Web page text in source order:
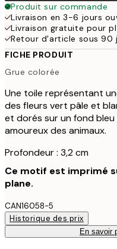
Produit sur commande
Livraison en 3-6 jours
Livraison gratuite pour
Retour d'article sous 90
FICHE PRODUIT
Grue colorée
Une toile représentant
des fleurs vert pâle et
et dorés sur un fond
amoureux des animaux.
Profondeur : 3,2 cm
Ce motif est imprimé
plane.
CAN16058-5
Historique des prix
En savoir